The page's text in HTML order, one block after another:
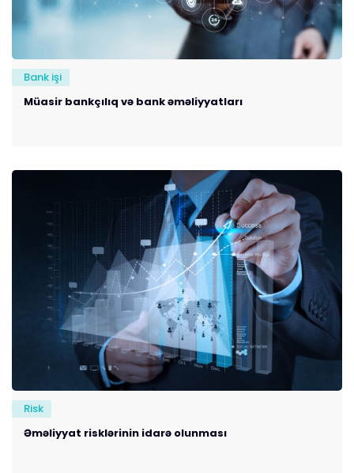
Bank işi
Müasir bankçılıq və bank əməliyyatları
Risk
Əməliyyat risklərinin idarə olunması